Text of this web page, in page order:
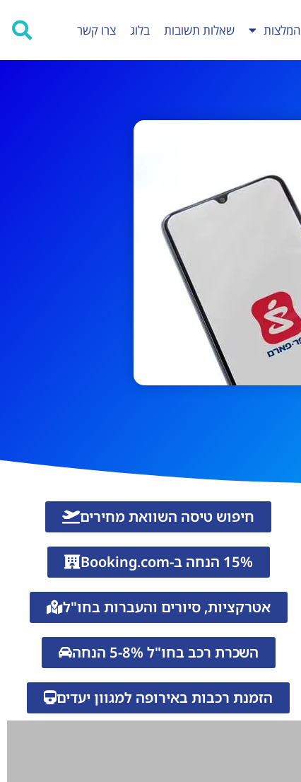
המלצות שאלות תשובות בלוג צרו קשר
חיפוש טיסה השוואת מחירים
15% הנחה ב-Booking.com
אטרקציות, סיורים והעברות בחו"ל
השכרת רכב בחו"ל 5-8% הנחה
הזמנת רכבות באירופה למגוון יעדים